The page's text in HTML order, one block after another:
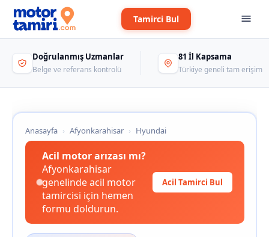
Tamirci Bul
Doğrulanmış Uzmanlar
Belge ve referans kontrolü
81 İl Kapsama
Türkiye geneli tam erişim
Anasayfa › Afyonkarahisar › Hyundai
Acil motor arızası mı?
Afyonkarahisar
genelinde acil motor
tamircisi için hemen
formu doldurun.
Acil Tamirci Bul